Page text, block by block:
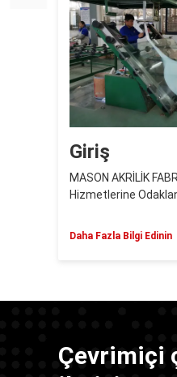
Giriş
MASON AKRİLİK
Hizmetlerine
Daha Fazla Bilgi Edinin
Çevrimiçi